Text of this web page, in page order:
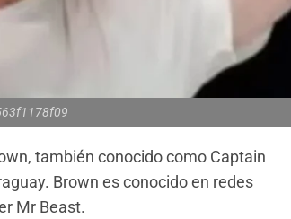
también conocido como Captain
Brown es conocido en redes
Mr Beast.